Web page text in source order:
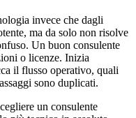
invece che dagli
ma da solo non risolve
Un buon consulente
o licenze. Inizia
il flusso operativo, quali
sono duplicati.
un consulente